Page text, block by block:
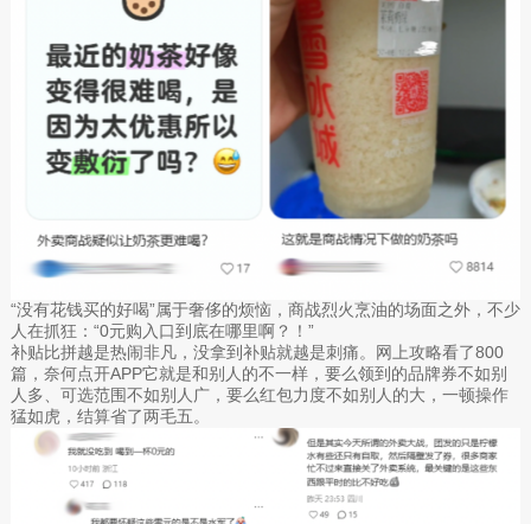
“没有花钱买的好喝”属于奢侈的烦恼，商战烈火烹油的场面之外，不少
人在抓狂：“0元购入口到底在哪里啊？！”
补贴比拼越是热闹非凡，没拿到补贴就越是刺痛。网上攻略看了800
篇，奈何点开APP它就是和别人的不一样，要么领到的品牌券不如别
人多、可选范围不如别人广，要么红包力度不如别人的大，一顿操作
猛如虎，结算省了两毛五。